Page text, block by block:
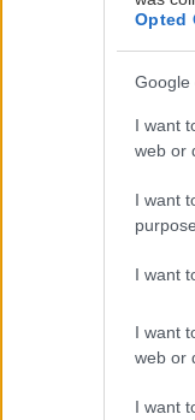
Opted
Google
I want
web or
I want
I want
I want
web or
I want